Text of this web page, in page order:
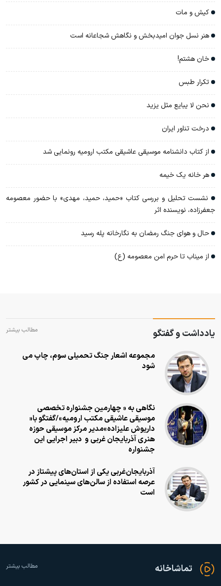
کیش و مات
هنر نسل جوان امیدبخش و نگاهش شجاعانه است
خان هشتم!
تکرار طبس
نحن لا یبایع مثل یزید
درخت تناور ایران
از کتاب دانشنامه موسیقی عاشیقی مکتب ارومیه رونمایی شد
هر خانه یک خیمه
نشست تحلیل و بررسی کتاب «حمید، حمید، مهدی» با حضور معصومه
جعفرزاده، نویسنده اثر
حال و هوای جنگ رمضان به نگارخانه پله رسید
از میناب تا حرم امن معصومه (ع)
یادداشت و گفتگو مطالب بیشتر
مجموعه اشعار جنگ تحمیلی سوم، چاپ می
شود
نگاهی به « چهارمین جشنواره تخصصی
موسیقی عاشیقی مکتب ارومیه»/گفتگو با«
داریوش علیزاده»مدیر مرکز موسیقی حوزه
هنری آذربایجان غربی و دبیر اجرایی این
جشنواره
آذربایجان‌غربی یکی از استان‌های پیشتاز در
عرصه استفاده از سالن‌های سینمایی در کشور
است
تماشاخانه مطالب بیشتر